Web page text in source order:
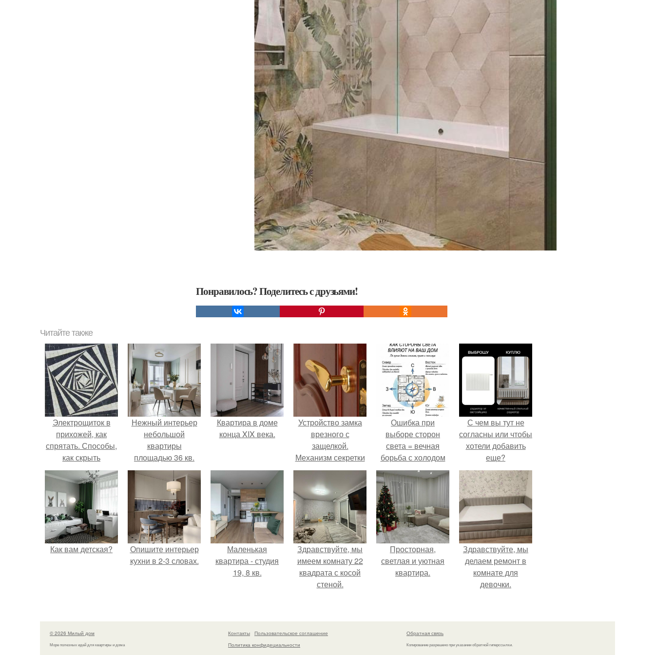
Понравилось? Поделитесь с друзьями!
Читайте также
Электрощиток в
прихожей, как
спрятать. Способы,
как скрыть
электрощит в
прихожей
Нежный интерьер
небольшой
квартиры
площадью 36 кв.
Квартира в доме
конца XIX века.
Устройство замка
врезного с
защелкой.
Механизм секретки
Ошибка при
выборе сторон
света = вечная
борьба с холодом
или светом.
С чем вы тут не
согласны или чтобы
хотели добавить
еще?
Как вам детская?
Опишите интерьер
кухни в 2-3 словах.
Маленькая
квартира - студия
19, 8 кв.
Здравствуйте, мы
имеем комнату 22
квадрата с косой
стеной.
Просторная,
светлая и уютная
квартира.
Здравствуйте, мы
делаем ремонт в
комнате для
девочки.
© 2026 Милый дом
Море полезных идей для квартиры и дома
Контакты
Пользовательское соглашение
Политика конфидециальности
Обратная связь
Копирование разрешено при указании обратной гиперссылки.